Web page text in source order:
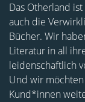
Das Otherland
auch die
Bücher. Wir
Literatur in all
leidenschaftlich
Und wir
Kund*innen